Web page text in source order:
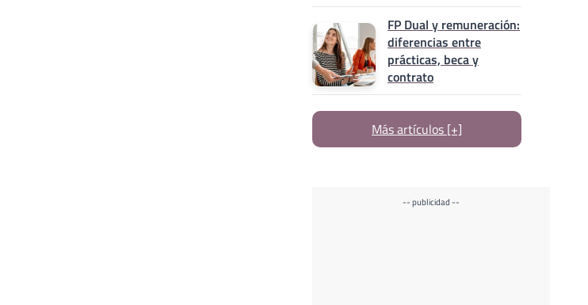
FP Dual y remuneración:
diferencias entre
prácticas, beca y
contrato
Más artículos [+]
-- publicidad --